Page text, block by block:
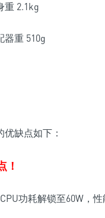
重 2.1kg
器重 510g
优缺点如下：
！
功耗解锁至60W，